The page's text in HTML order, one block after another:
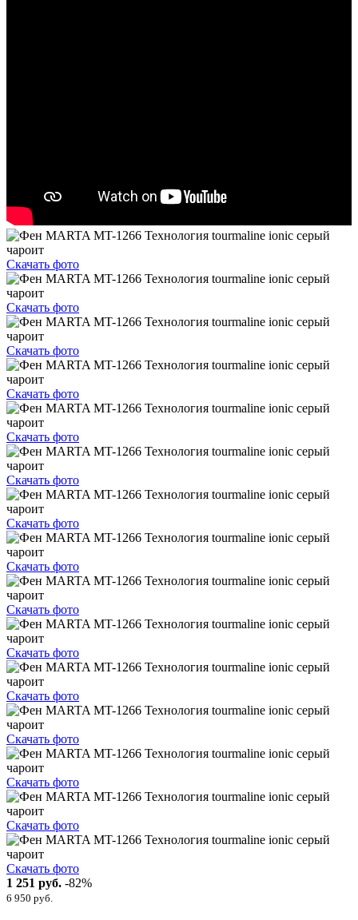
Скачать фото
Скачать фото
Скачать фото
Скачать фото
Скачать фото
Скачать фото
Скачать фото
Скачать фото
Скачать фото
Скачать фото
Скачать фото
Скачать фото
Скачать фото
Скачать фото
Скачать фото
1 251 руб. -82%
6 950 руб.